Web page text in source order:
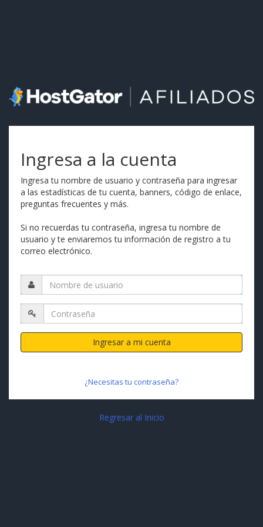
Ingresa a la cuenta
Ingresa tu nombre de usuario y contraseña para ingresar
a las estadísticas de tu cuenta, banners, código de enlace,
preguntas frecuentes y más.
Si no recuerdas tu contraseña, ingresa tu nombre de
usuario y te enviaremos tu información de registro a tu
correo electrónico.
Ingresar a mi cuenta
¿Necesitas tu contraseña?
Regresar al Inicio